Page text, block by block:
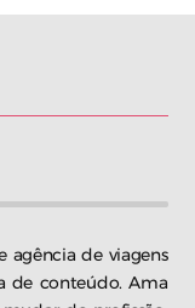
agência de viagens
de conteúdo. Ama